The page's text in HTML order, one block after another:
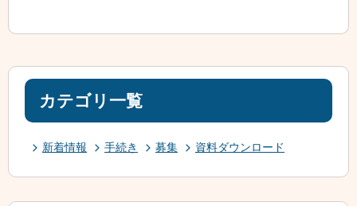
カテゴリ一覧
新着情報 手続き 募集 資料ダウンロード